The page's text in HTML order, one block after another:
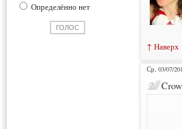
Определённо нет
↑ Наверх
Ср, 03/07/